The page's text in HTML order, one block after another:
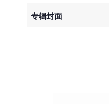
专辑封面